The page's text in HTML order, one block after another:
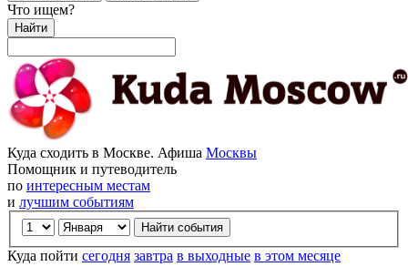
Что ищем?
Найти
Куда сходить в Москве. Афиша Москвы
Помощник и путеводитель
по интересным местам
и лучшим событиям
Куда пойти сегодня завтра в выходные в этом месяце